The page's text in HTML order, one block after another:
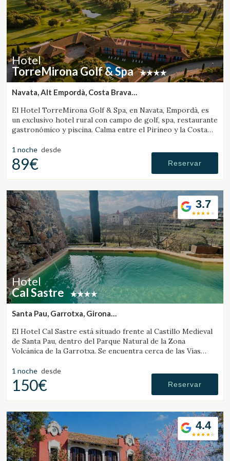
Hotel
TorreMirona Golf & Spa
Navata, Alt Empordà, Costa Brava
El Hotel TorreMirona Golf & Spa, en Navata, Empordà, es
un exclusivo hotel rural con campo de golf, spa, restaurante
gastronómico y piscina. Calma entre el Pirineo y la Costa
1 noche desde
89€ Reservar
3.7
Hotel
Cal Sastre
Santa Pau, Garrotxa, Girona
El Hotel Cal Sastre está situado frente al Castillo Medieval
de Santa Pau, dentro del Parque Natural de la Zona
Volcánica de la Garrotxa. Se encuentra cerca de las Vías
1 noche desde
150€ Reservar
4.4
Estas cookies son utilizadas para almacenar información
sobre las preferencias y elecciones personales del usuario
a través de la observación continuada de sus hábitos de
navegación. Gracias a ellas, podemos conocer los hábitos
de navegación en el sitio web y mostrar publicidad
relacionada con el perfil de navegación del usuario.